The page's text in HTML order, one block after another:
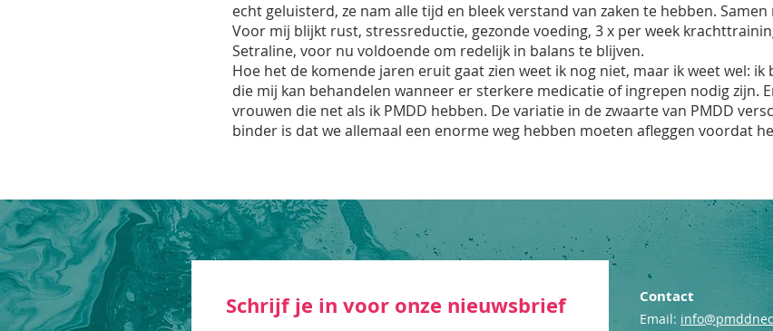
echt geluisterd, ze nam alle tijd en bleek verstand van zaken te hebben.
Voor mij blijkt rust, stressreductie, gezonde voeding, 3 x per week
Setraline, voor nu voldoende om redelijk in balans te blijven.
Hoe het de komende jaren eruit gaat zien weet ik nog niet, maar ik weet wel: ik
die mij kan behandelen wanneer er sterkere medicatie of ingrepen nodig zijn.
vrouwen die net als ik PMDD hebben. De variatie in de zwaarte van PMDD
binder is dat we allemaal een enorme weg hebben moeten afleggen voordat
Schrijf je in voor onze nieuwsbrief Contact
Email: